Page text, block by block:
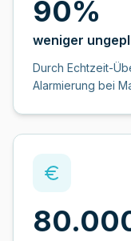
90%
weniger
Durch Echtzeit-
Alarmierung bei